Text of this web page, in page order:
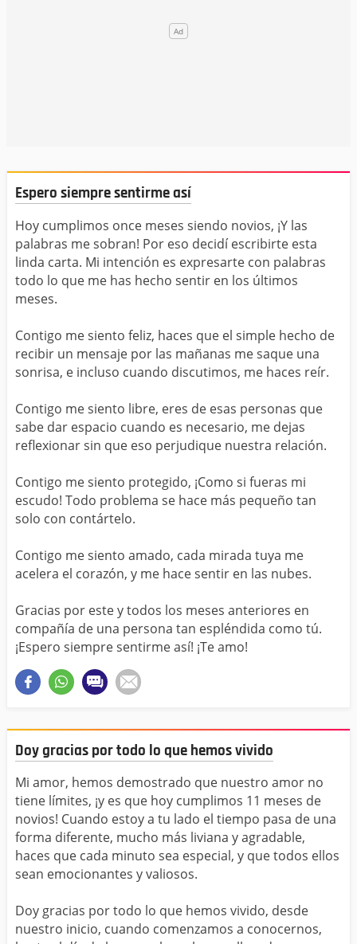
Espero siempre sentirme así
Hoy cumplimos once meses siendo novios, ¡Y las
palabras me sobran! Por eso decidí escribirte esta
linda carta. Mi intención es expresarte con palabras
todo lo que me has hecho sentir en los últimos
meses.
Contigo me siento feliz, haces que el simple hecho de
recibir un mensaje por las mañanas me saque una
sonrisa, e incluso cuando discutimos, me haces reír.
Contigo me siento libre, eres de esas personas que
sabe dar espacio cuando es necesario, me dejas
reflexionar sin que eso perjudique nuestra relación.
Contigo me siento protegido, ¡Como si fueras mi
escudo! Todo problema se hace más pequeño tan
solo con contártelo.
Contigo me siento amado, cada mirada tuya me
acelera el corazón, y me hace sentir en las nubes.
Gracias por este y todos los meses anteriores en
compañía de una persona tan espléndida como tú.
¡Espero siempre sentirme así! ¡Te amo!
Doy gracias por todo lo que hemos vivido
Mi amor, hemos demostrado que nuestro amor no
tiene límites, ¡y es que hoy cumplimos 11 meses de
novios! Cuando estoy a tu lado el tiempo pasa de una
forma diferente, mucho más liviana y agradable,
haces que cada minuto sea especial, y que todos ellos
sean emocionantes y valiosos.
Doy gracias por todo lo que hemos vivido, desde
nuestro inicio, cuando comenzamos a conocernos,